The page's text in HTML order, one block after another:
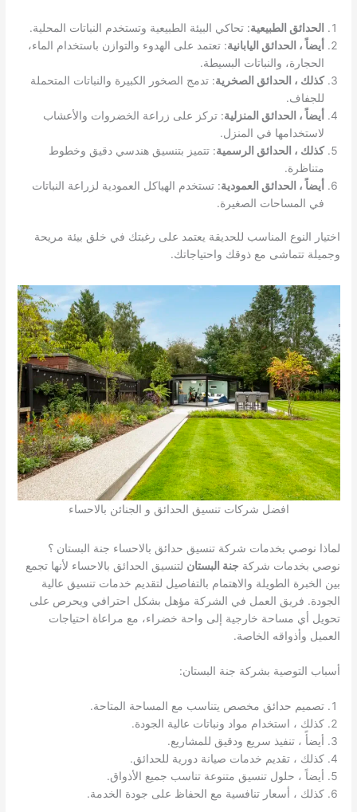
الحدائق الطبيعية: تحاكي البيئة الطبيعية وتستخدم النباتات المحلية.
أيضاً ، الحدائق اليابانية: تعتمد على الهدوء والتوازن باستخدام الماء،
الحجارة، والنباتات البسيطة.
كذلك ، الحدائق الصخرية: تدمج الصخور الكبيرة والنباتات المتحملة
للجفاف.
أيضاً ، الحدائق المنزلية: تركز على زراعة الخضروات والأعشاب
لاستخدامها في المنزل.
كذلك ، الحدائق الرسمية: تتميز بتنسيق هندسي دقيق وخطوط
متناظرة.
أيضاً ، الحدائق العمودية: تستخدم الهياكل العمودية لزراعة النباتات
في المساحات الصغيرة.
اختيار النوع المناسب للحديقة يعتمد على رغبتك في خلق بيئة مريحة
وجميلة تتماشى مع ذوقك واحتياجاتك.
افضل شركات تنسيق الحدائق و الجنائن بالاحساء
لماذا نوصي بخدمات شركة تنسيق حدائق بالاحساء جنة البستان ؟
نوصي بخدمات شركة جنة البستان لتنسيق الحدائق بالاحساء لأنها تجمع
بين الخبرة الطويلة والاهتمام بالتفاصيل لتقديم خدمات تنسيق عالية
الجودة. فريق العمل في الشركة مؤهل بشكل احترافي ويحرص على
تحويل أي مساحة خارجية إلى واحة خضراء، مع مراعاة احتياجات
العميل وأذواقه الخاصة.
أسباب التوصية بشركة جنة البستان:
تصميم حدائق مخصص يتناسب مع المساحة المتاحة.
كذلك ، استخدام مواد ونباتات عالية الجودة.
أيضأً ، تنفيذ سريع ودقيق للمشاريع.
كذلك ، تقديم خدمات صيانة دورية للحدائق.
أيضاً ، حلول تنسيق متنوعة تناسب جميع الأذواق.
كذلك ، أسعار تنافسية مع الحفاظ على جودة الخدمة.